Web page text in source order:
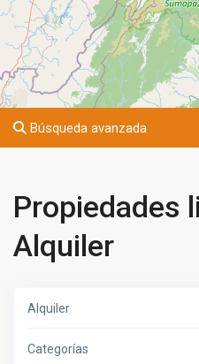
Búsqueda avanzada
Propiedades
Alquiler
Alquiler
Categorías